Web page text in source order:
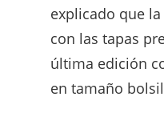
explicado que
con las tapas
última edición
en tamaño